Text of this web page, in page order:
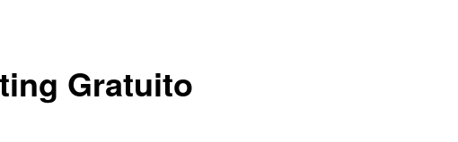
Gratuito